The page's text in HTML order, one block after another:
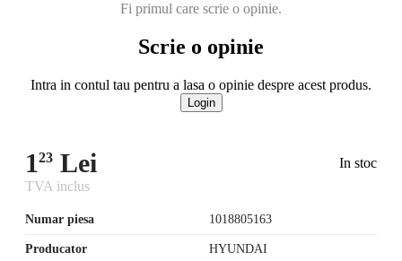
Fi primul care scrie o opinie.
Scrie o opinie
Intra in contul tau pentru a lasa o opinie despre acest produs.
Login
123 Lei
In stoc
TVA inclus
Numar piesa 1018805163
Producator HYUNDAI